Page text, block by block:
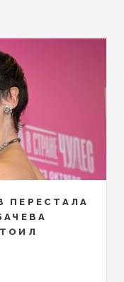
ПЕРЕСТАЛА